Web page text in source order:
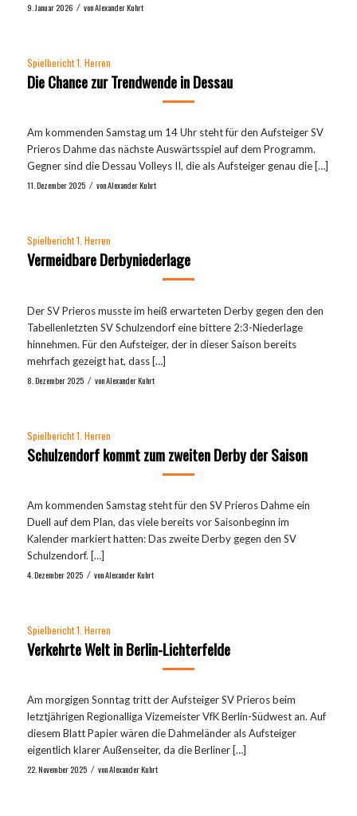
9. Januar 2026 / vonAlexander Kuhrt
Spielbericht 1. Herren
Die Chance zur Trendwende in Dessau
Am kommenden Samstag um 14 Uhr steht für den Aufsteiger SV
Prieros Dahme das nächste Auswärtsspiel auf dem Programm.
Gegner sind die Dessau Volleys II, die als Aufsteiger genau die […]
11. Dezember 2025 / vonAlexander Kuhrt
Spielbericht 1. Herren
Vermeidbare Derbyniederlage
Der SV Prieros musste im heiß erwarteten Derby gegen den den
Tabellenletzten SV Schulzendorf eine bittere 2:3-Niederlage
hinnehmen. Für den Aufsteiger, der in dieser Saison bereits
mehrfach gezeigt hat, dass […]
8. Dezember 2025 / vonAlexander Kuhrt
Spielbericht 1. Herren
Schulzendorf kommt zum zweiten Derby der Saison
Am kommenden Samstag steht für den SV Prieros Dahme ein
Duell auf dem Plan, das viele bereits vor Saisonbeginn im
Kalender markiert hatten: Das zweite Derby gegen den SV
Schulzendorf. […]
4. Dezember 2025 / vonAlexander Kuhrt
Spielbericht 1. Herren
Verkehrte Welt in Berlin-Lichterfelde
Am morgigen Sonntag tritt der Aufsteiger SV Prieros beim
letztjährigen Regionalliga Vizemeister VfK Berlin-Südwest an. Auf
diesem Blatt Papier wären die Dahmeländer als Aufsteiger
eigentlich klarer Außenseiter, da die Berliner […]
22. November 2025 / vonAlexander Kuhrt